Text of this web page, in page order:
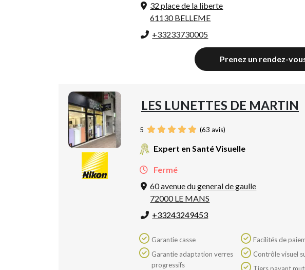
32 place de la liberte
61130 BELLEME
+33233730005
Prenez un rendez-
LES LUNETTES DE MARTIN
5 (63 avis)
Expert en Santé Visuelle
Fermé
60 avenue du general de gaulle
72000 LE MANS
+33243249453
Garantie casse
progressifs
Facilités de
Contrôle visuel